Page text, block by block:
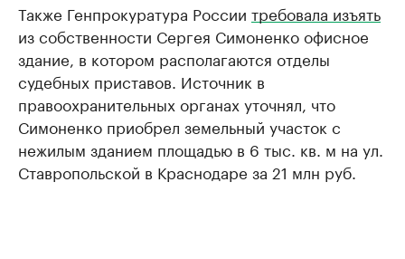
Также Генпрокуратура России требовала изъять
из собственности Сергея Симоненко офисное
здание, в котором располагаются отделы
судебных приставов. Источник в
правоохранительных органах уточнял, что
Симоненко приобрел земельный участок с
нежилым зданием площадью в 6 тыс. кв. м на ул.
Ставропольской в Краснодаре за 21 млн руб.